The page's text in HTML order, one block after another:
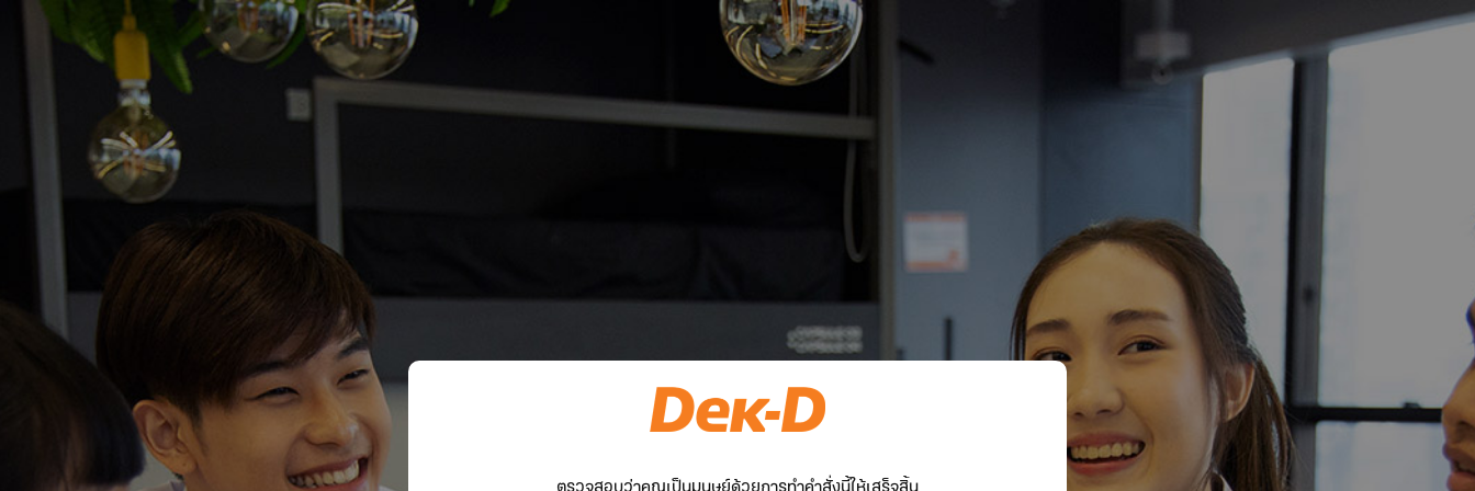
ตรวจสอบว่าคุณเป็นมนุษย์ด้วยการทำคำสั่งนี้ให้เสร็จสิ้น